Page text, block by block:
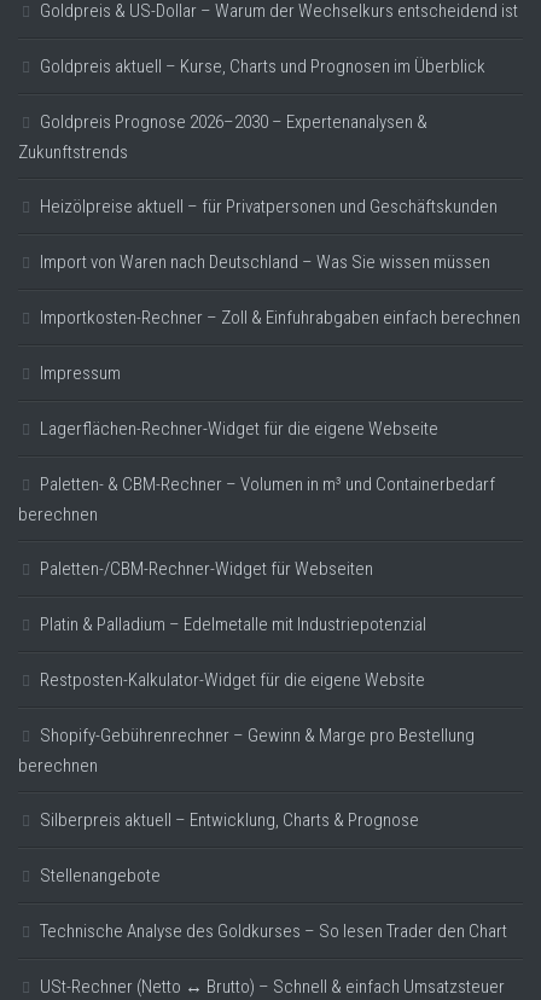
Goldpreis & US-Dollar – Warum der Wechselkurs entscheidend ist
Goldpreis aktuell – Kurse, Charts und Prognosen im Überblick
Goldpreis Prognose 2026–2030 – Expertenanalysen &
Zukunftstrends
Heizölpreise aktuell – für Privatpersonen und Geschäftskunden
Import von Waren nach Deutschland – Was Sie wissen müssen
Importkosten-Rechner – Zoll & Einfuhrabgaben einfach berechnen
Impressum
Lagerflächen-Rechner-Widget für die eigene Webseite
Paletten- & CBM-Rechner – Volumen in m³ und Containerbedarf
berechnen
Paletten-/CBM-Rechner-Widget für Webseiten
Platin & Palladium – Edelmetalle mit Industriepotenzial
Restposten-Kalkulator-Widget für die eigene Website
Shopify-Gebührenrechner – Gewinn & Marge pro Bestellung
berechnen
Silberpreis aktuell – Entwicklung, Charts & Prognose
Stellenangebote
Technische Analyse des Goldkurses – So lesen Trader den Chart
USt-Rechner (Netto ↔ Brutto) – Schnell & einfach Umsatzsteuer